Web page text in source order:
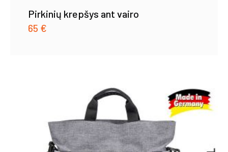
Pirkinių krepšys ant vairo
65 €